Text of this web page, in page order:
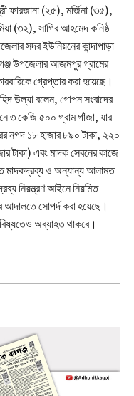
ফারজানা (২৫), মর্জিনা (৩৫),
(৩২), সাগির আহমেদ কনিষ্ঠ
সদর ইউনিয়নের কান্দাপাড়া
উপজেলার আজমপুর গ্রামের
গ্রেপ্তার করা হয়েছে।
উল্যা বলেন, গোপন সংবাদের
৩ কেজি ৫০০ গ্রাম গাঁজা, যার
নগদ ১৮ হাজার ৮৯০ টাকা, ২২০
টাকা) এবং মাদক সেবনের কাজে
মাদকদ্রব্য ও অন্যান্য আলামত
নিয়ন্ত্রণ আইনে নিয়মিত
আদালতে সোপর্দ করা হয়েছে।
অব্যাহত থাকবে।